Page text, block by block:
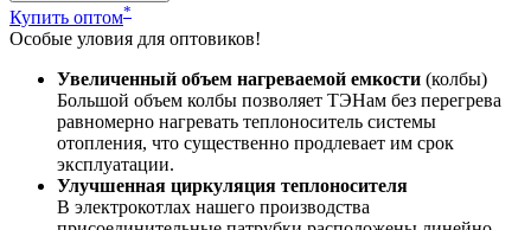
Купить оптом*
Особые уловия для оптовиков!
Увеличенный объем нагреваемой емкости (колбы)
Большой объем колбы позволяет ТЭНам без перегрева
равномерно нагревать теплоноситель системы
отопления, что существенно продлевает им срок
эксплуатации.
Улучшенная циркуляция теплоносителя
В электрокотлах нашего производства